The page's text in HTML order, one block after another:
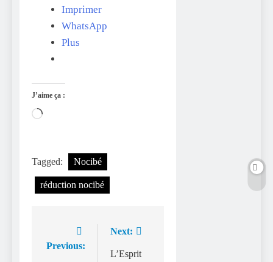
Imprimer
WhatsApp
Plus
J’aime ça :
Chargement…
Tagged: Nocibé
réduction nocibé
Navigation
Previous:
Next:
L’Esprit